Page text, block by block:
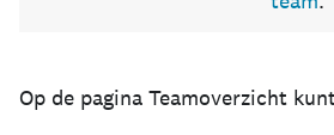
Op de pagina Teamoverzicht